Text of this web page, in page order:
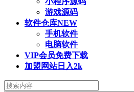
游戏源码
软件仓库NEW
手机软件
电脑软件
VIP会员免费下载
加盟网站日入2k